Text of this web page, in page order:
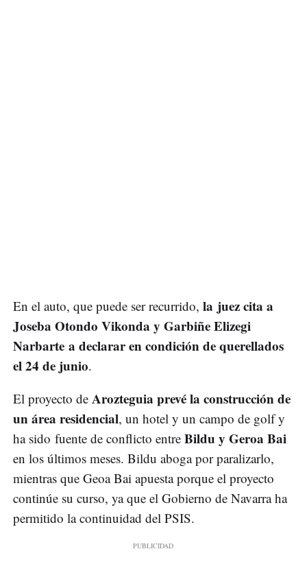
En el auto, que puede ser recurrido, la juez cita a
Joseba Otondo Vikonda y Garbiñe Elizegi
Narbarte a declarar en condición de querellados
el 24 de junio.
El proyecto de Arozteguia prevé la construcción de
un área residencial, un hotel y un campo de golf y
ha sido fuente de conflicto entre Bildu y Geroa Bai
en los últimos meses. Bildu aboga por paralizarlo,
mientras que Geoa Bai apuesta porque el proyecto
continúe su curso, ya que el Gobierno de Navarra ha
permitido la continuidad del PSIS.